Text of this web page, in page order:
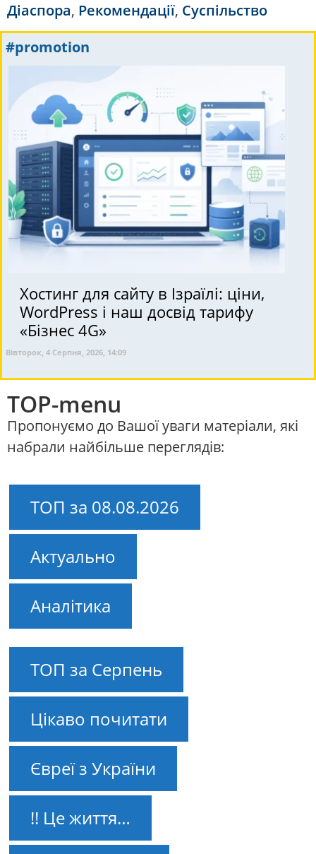
Діаспора, Рекомендації, Суспільство
#promotion
Хостинг для сайту в Ізраїлі: ціни,
WordPress і наш досвід тарифу
«Бізнес 4G»
Вівторок, 4 Серпня, 2026, 14:09
TOP-menu
Пропонуємо до Вашої уваги матеріали, які
набрали найбільше переглядів:
ТОП за 08.08.2026
Актуально
Аналітика
ТОП за Серпень
Цікаво почитати
Євреї з України
!! Це життя…